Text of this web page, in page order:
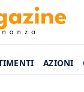
AZIONI